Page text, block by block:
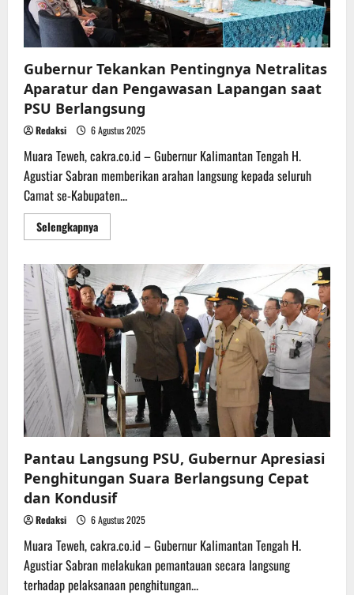
2025-
2030
Gubernur Tekankan Pentingnya Netralitas
Aparatur dan Pengawasan Lapangan saat
PSU Berlangsung
Redaksi 6 Agustus 2025
Muara Teweh, cakra.co.id – Gubernur Kalimantan Tengah H.
Agustiar Sabran memberikan arahan langsung kepada seluruh
Camat se-Kabupaten...
SelengkapnyaRead
more
Pentingnya
Netralitas
Aparatur
dan
Pengawasan
Lapangan
saat
PSU
Berlangsung
Pantau Langsung PSU, Gubernur Apresiasi
Penghitungan Suara Berlangsung Cepat
dan Kondusif
Redaksi 6 Agustus 2025
Muara Teweh, cakra.co.id – Gubernur Kalimantan Tengah H.
Agustiar Sabran melakukan pemantauan secara langsung
terhadap pelaksanaan penghitungan...